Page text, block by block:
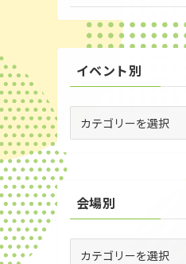
(6)
(72)
(20)
イベント別
会場別